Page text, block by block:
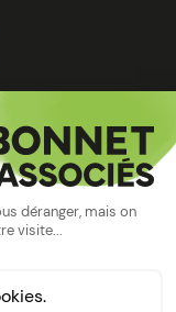
confidentialité